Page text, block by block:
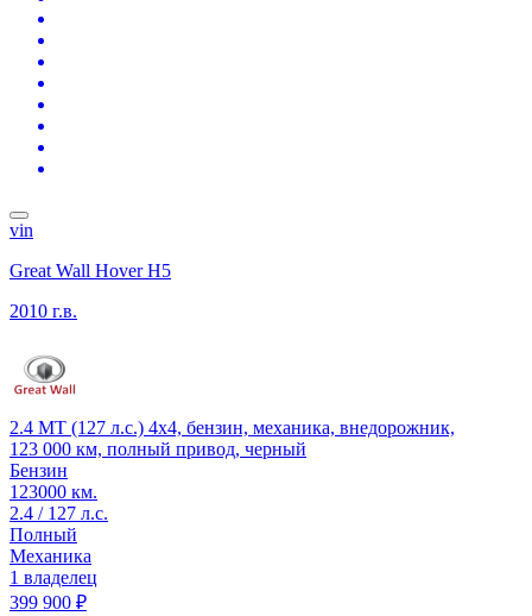
vin
Great Wall Hover H5
2010 г.в.
2.4 MT (127 л.с.) 4x4, бензин, механика, внедорожник,
123 000 км, полный привод, черный
Бензин
123000 км.
2.4 / 127 л.с.
Полный
Механика
1 владелец
399 900 ₽